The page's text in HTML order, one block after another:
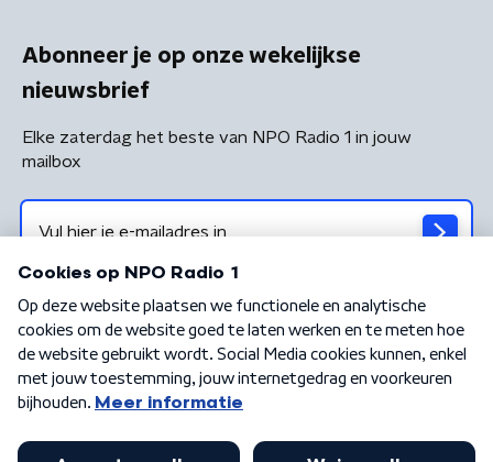
Abonneer je op onze wekelijkse
nieuwsbrief
Elke zaterdag het beste van NPO Radio 1 in jouw
mailbox
Algemene voorwaarden